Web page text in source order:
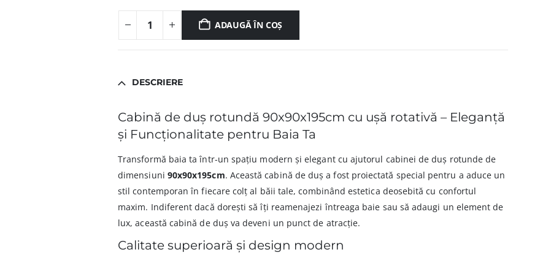
ADAUGĂ ÎN COȘ
DESCRIERE
Cabină de duș rotundă 90x90x195cm cu ușă rotativă – Eleganță
și Funcționalitate pentru Baia Ta
Transformă baia ta într-un spațiu modern și elegant cu ajutorul cabinei de duș rotunde de
dimensiuni 90x90x195cm. Această cabină de duș a fost proiectată special pentru a aduce un
stil contemporan în fiecare colț al băii tale, combinând estetica deosebită cu confortul
maxim. Indiferent dacă dorești să îți reamenajezi întreaga baie sau să adaugi un element de
lux, această cabină de duș va deveni un punct de atracție.
Calitate superioară și design modern